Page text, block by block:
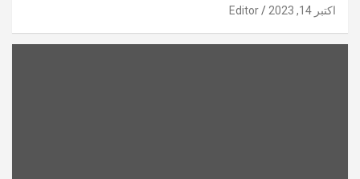
اکتبر 14, 2023 Editor